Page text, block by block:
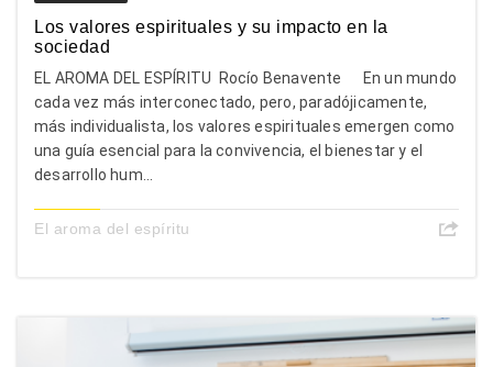
Los valores espirituales y su impacto en la
sociedad
EL AROMA DEL ESPÍRITU Rocío Benavente En un mundo
cada vez más interconectado, pero, paradójicamente,
más individualista, los valores espirituales emergen como
una guía esencial para la convivencia, el bienestar y el
desarrollo hum...
El aroma del espíritu